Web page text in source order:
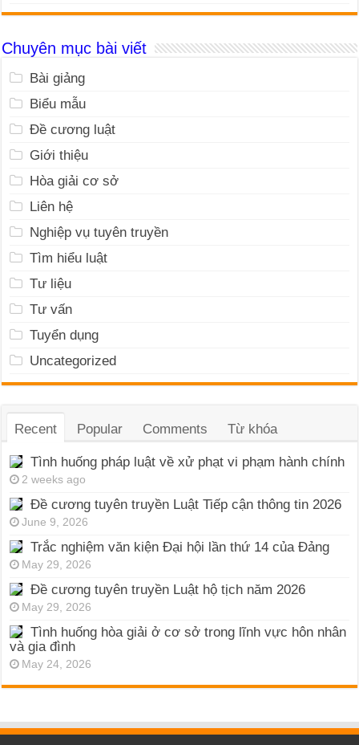
Chuyên mục bài viết
Bài giảng
Biểu mẫu
Đề cương luật
Giới thiệu
Hòa giải cơ sở
Liên hệ
Nghiệp vụ tuyên truyền
Tìm hiểu luật
Tư liệu
Tư vấn
Tuyển dụng
Uncategorized
Recent Popular Comments Từ khóa
Tình huống pháp luật về xử phạt vi phạm hành chính
2 weeks ago
Đề cương tuyên truyền Luật Tiếp cận thông tin 2026
June 9, 2026
Trắc nghiệm văn kiện Đại hội lần thứ 14 của Đảng
May 29, 2026
Đề cương tuyên truyền Luật hộ tịch năm 2026
May 29, 2026
Tình huống hòa giải ở cơ sở trong lĩnh vực hôn nhân
và gia đình
May 24, 2026